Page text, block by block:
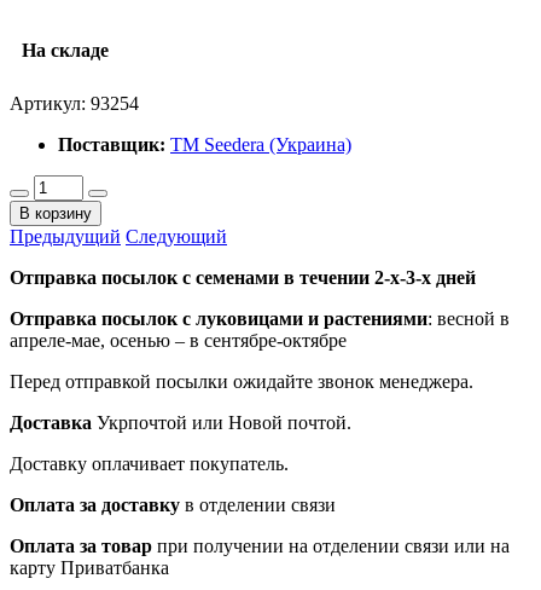
На складе
Артикул: 93254
Поставщик: ТМ Seedera (Украина)
В корзину
Предыдущий Следующий
Отправка посылок с семенами в течении 2-х-3-х дней
Отправка посылок с луковицами и растениями: весной в
апреле-мае, осенью – в сентябре-октябре
Перед отправкой посылки ожидайте звонок менеджера.
Доставка Укрпочтой или Новой почтой.
Доставку оплачивает покупатель.
Оплата за доставку в отделении связи
Оплата за товар при получении на отделении связи или на
карту Приватбанка